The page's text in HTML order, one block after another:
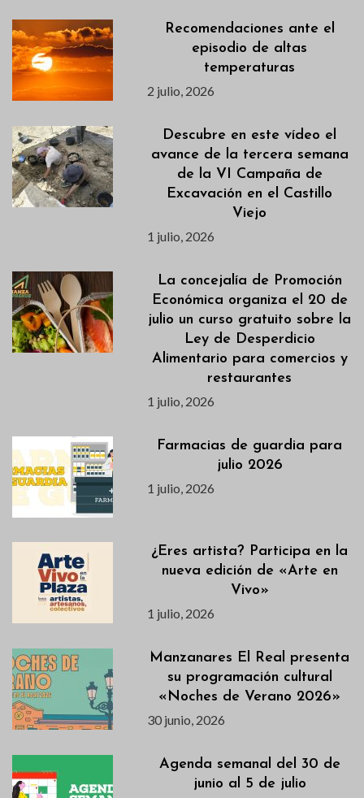
Recomendaciones ante el
episodio de altas
temperaturas
2 julio, 2026
Descubre en este vídeo el
avance de la tercera semana
de la VI Campaña de
Excavación en el Castillo
Viejo
1 julio, 2026
La concejalía de Promoción
Económica organiza el 20 de
julio un curso gratuito sobre la
Ley de Desperdicio
Alimentario para comercios y
restaurantes
1 julio, 2026
Farmacias de guardia para
julio 2026
1 julio, 2026
¿Eres artista? Participa en la
nueva edición de «Arte en
Vivo»
1 julio, 2026
Manzanares El Real presenta
su programación cultural
«Noches de Verano 2026»
30 junio, 2026
Agenda semanal del 30 de
junio al 5 de julio